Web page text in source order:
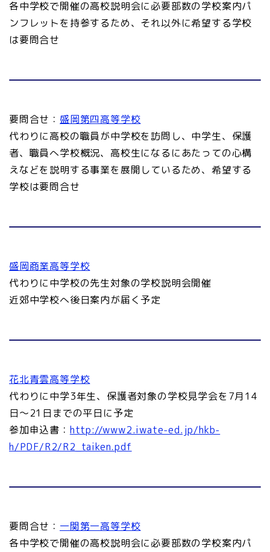
各中学校で開催の高校説明会に必要部数の学校案内パ
ンフレットを持参するため、それ以外に希望する学校
は要問合せ
要問合せ： 盛岡第四高等学校
代わりに高校の職員が中学校を訪問し、中学生、保護
者、職員へ学校概況、高校生になるにあたっての心構
えなどを説明する事業を展開しているため、希望する
学校は要問合せ
盛岡商業高等学校
代わりに中学校の先生対象の学校説明会開催
近郊中学校へ後日案内が届く予定
花北青雲高等学校
代わりに中学3年生、保護者対象の学校見学会を7月14
日～21日までの平日に予定
参加申込書： http://www2.iwate-ed.jp/hkb-
h/PDF/R2/R2_taiken.pdf
要問合せ： 一関第一高等学校
各中学校で開催の高校説明会に必要部数の学校案内パ